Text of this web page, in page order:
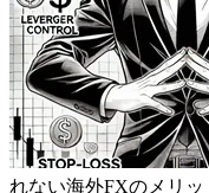
れない海外FXのメリ